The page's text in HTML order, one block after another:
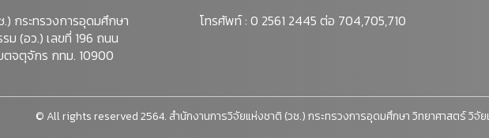
กระทรวงการอุดมศึกษา
ม (อว.) เลขที่ 196 ถนน
ตจตุจักร กทม. 10900
โทรศัพท์ : 0 2561 2445 ต่อ 704,705,710
© All rights reserved 2564. สำนักงานการวิจัยแห่งชาติ (วช.) กระทรวงการอุดมศึกษา วิทยาศาสตร์ วิจั